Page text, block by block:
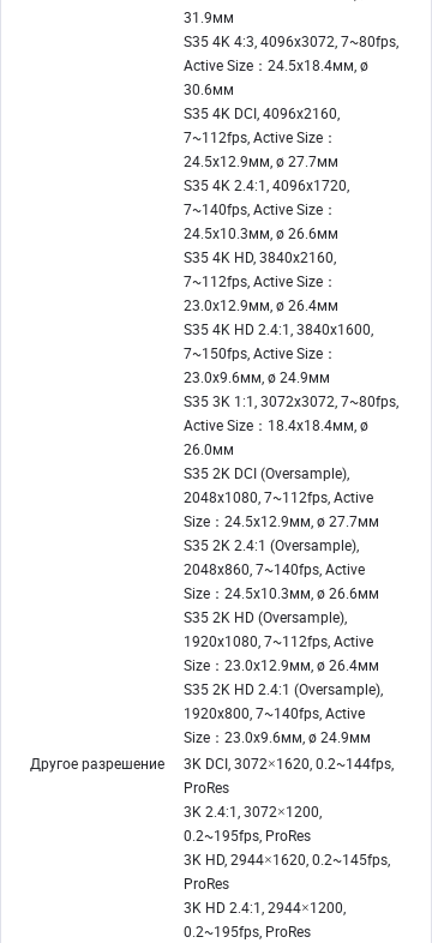
31.9мм
S35 4K 4:3, 4096x3072, 7~80fps,
Active Size：24.5x18.4мм, ø
30.6мм
S35 4K DCI, 4096x2160,
7~112fps, Active Size：
24.5x12.9мм, ø 27.7мм
S35 4K 2.4:1, 4096x1720,
7~140fps, Active Size：
24.5x10.3мм, ø 26.6мм
S35 4K HD, 3840x2160,
7~112fps, Active Size：
23.0x12.9мм, ø 26.4мм
S35 4K HD 2.4:1, 3840x1600,
7~150fps, Active Size：
23.0x9.6мм, ø 24.9мм
S35 3K 1:1, 3072x3072, 7~80fps,
Active Size：18.4x18.4мм, ø
26.0мм
S35 2K DCI (Oversample),
2048x1080, 7~112fps, Active
Size：24.5x12.9мм, ø 27.7мм
S35 2K 2.4:1 (Oversample),
2048x860, 7~140fps, Active
Size：24.5x10.3мм, ø 26.6мм
S35 2K HD (Oversample),
1920x1080, 7~112fps, Active
Size：23.0x12.9мм, ø 26.4мм
S35 2K HD 2.4:1 (Oversample),
1920x800, 7~140fps, Active
Size：23.0x9.6мм, ø 24.9мм
Другое разрешение
3K DCI, 3072×1620, 0.2~144fps,
ProRes
3K 2.4:1, 3072×1200,
0.2~195fps, ProRes
3K HD, 2944×1620, 0.2~145fps,
ProRes
3K HD 2.4:1, 2944×1200,
0.2~195fps, ProRes